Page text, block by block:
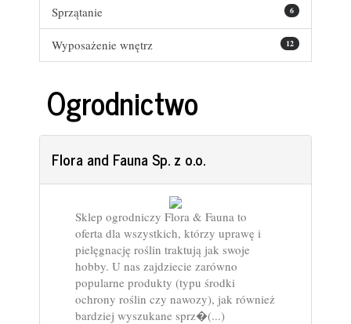
6
Sprzątanie
12
Wyposażenie wnętrz
Ogrodnictwo
Flora and Fauna Sp. z o.o.
Sklep ogrodniczy Flora & Fauna to
oferta dla wszystkich, którzy uprawę i
pielęgnację roślin traktują jak swoje
hobby. U nas zajdziecie zarówno
popularne produkty (typu środki
ochrony roślin czy nawozy), jak również
bardziej wyszukane sprz�(...)